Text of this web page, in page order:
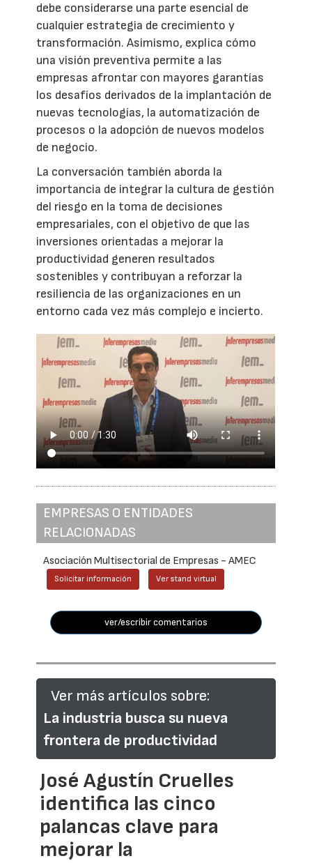
debe considerarse una parte esencial de
cualquier estrategia de crecimiento y
transformación. Asimismo, explica cómo
una visión preventiva permite a las
empresas afrontar con mayores garantías
los desafíos derivados de la implantación de
nuevas tecnologías, la automatización de
procesos o la adopción de nuevos modelos
de negocio.
La conversación también aborda la
importancia de integrar la cultura de gestión
del riesgo en la toma de decisiones
empresariales, con el objetivo de que las
inversiones orientadas a mejorar la
productividad generen resultados
sostenibles y contribuyan a reforzar la
resiliencia de las organizaciones en un
entorno cada vez más complejo e incierto.
EMPRESAS O ENTIDADES
RELACIONADAS
Asociación Multisectorial de Empresas - AMEC
Solicitar información Ver stand virtual
ver/escribir comentarios
Ver más artículos sobre:
La industria busca su nueva
frontera de productividad
José Agustín Cruelles
identifica las cinco
palancas clave para
mejorar la